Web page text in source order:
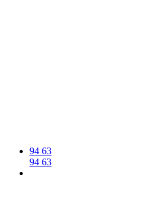
94 63
94 63